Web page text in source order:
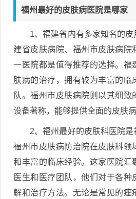
福州最好的皮肤病医院是哪家
1、福建省内有多家知名的
建省皮肤病院、福州市皮肤病院
一医院都是值得推荐的选择。福
肤病的治疗，拥有较为丰富的临
队。福州市皮肤病院则以其细致
设备著称，能够提供全面的皮肤病
2、福州最好的皮肤科医院是
福州市皮肤病防治院在皮肤科领
和丰富的临床经验。这家医院汇
医生和医疗团队，他们对于各种
解和治疗方法。无论是常见的痤